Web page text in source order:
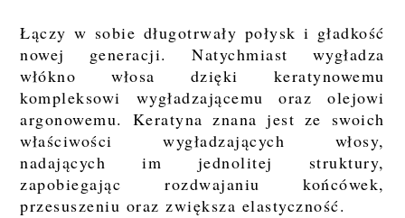
Łączy w sobie długotrwały połysk i gładkość
nowej generacji. Natychmiast wygładza
włókno włosa dzięki keratynowemu
kompleksowi wygładzającemu oraz olejowi
argonowemu. Keratyna znana jest ze swoich
właściwości wygładzających włosy,
nadających im jednolitej struktury,
zapobiegając rozdwajaniu końcówek,
przesuszeniu oraz zwiększa elastyczność.